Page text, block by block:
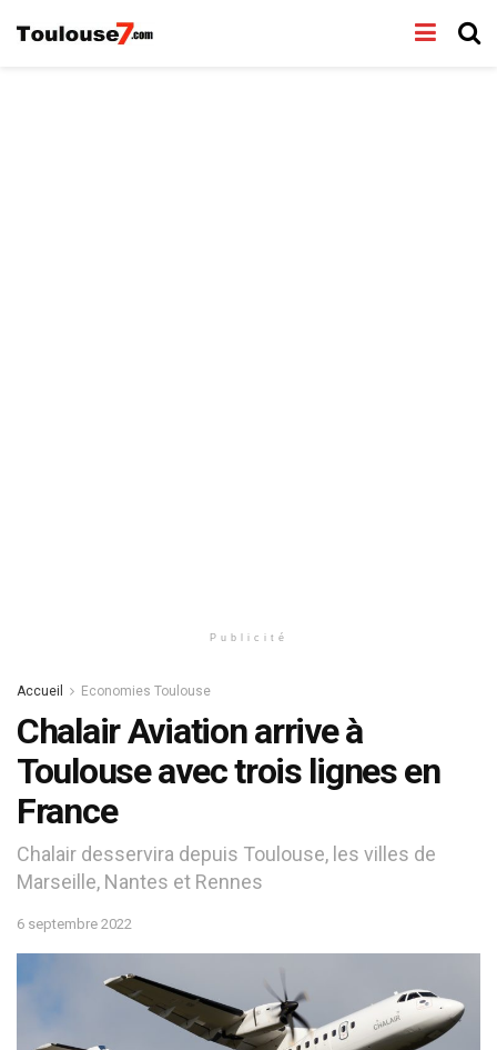
Publicité
Accueil Economies Toulouse
Chalair Aviation arrive à
Toulouse avec trois lignes en
France
Chalair desservira depuis Toulouse, les villes de
Marseille, Nantes et Rennes
6 septembre 2022